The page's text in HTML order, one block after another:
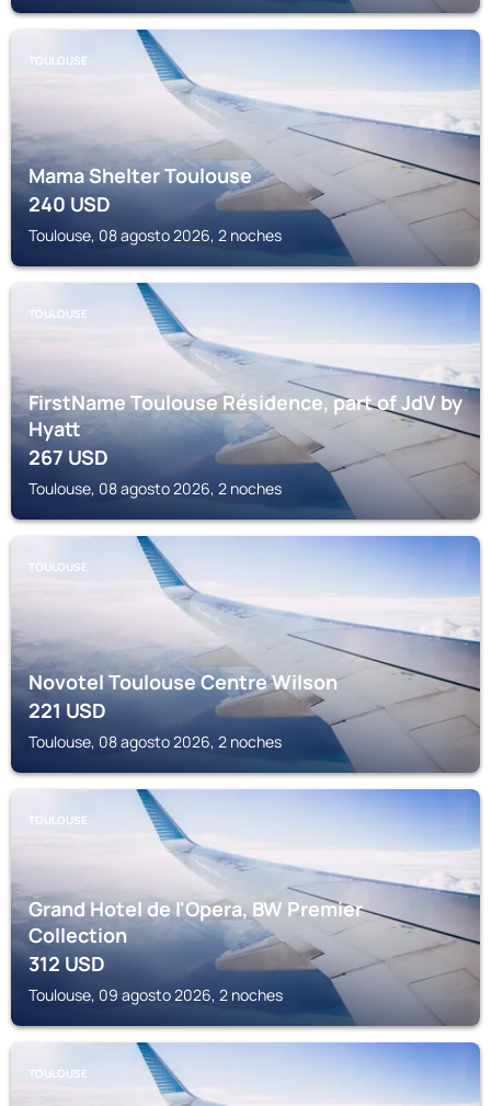
TOULOUSE
Mama Shelter Toulouse
240USD
Toulouse, 08 agosto 2026, 2 noches
TOULOUSE
FirstName Toulouse Résidence, part of JdV by
Hyatt
267USD
Toulouse, 08 agosto 2026, 2 noches
TOULOUSE
Novotel Toulouse Centre Wilson
221USD
Toulouse, 08 agosto 2026, 2 noches
TOULOUSE
Grand Hotel de l'Opera, BW Premier
Collection
312USD
Toulouse, 09 agosto 2026, 2 noches
TOULOUSE